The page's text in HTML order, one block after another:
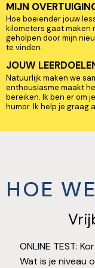
MIJN
Hoe boeiender jouw
kilometers gaat maken
geholpen door mijn
te vinden.
JOUW
Natuurlijk maken we
enthousiasme maakt
bereiken. Ik ben er om
humor. Ik help je graag
HOE
ONLINE TEST:
Wat is je niveau